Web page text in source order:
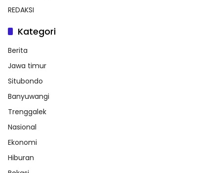
REDAKSI
Kategori
Berita
Jawa timur
Situbondo
Banyuwangi
Trenggalek
Nasional
Ekonomi
Hiburan